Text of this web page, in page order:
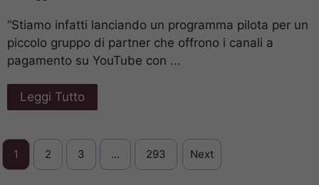
“Stiamo infatti lanciando un programma pilota per un
piccolo gruppo di partner che offrono i canali a
pagamento su YouTube con ...
Leggi Tutto
1 2 3 … 293 Next